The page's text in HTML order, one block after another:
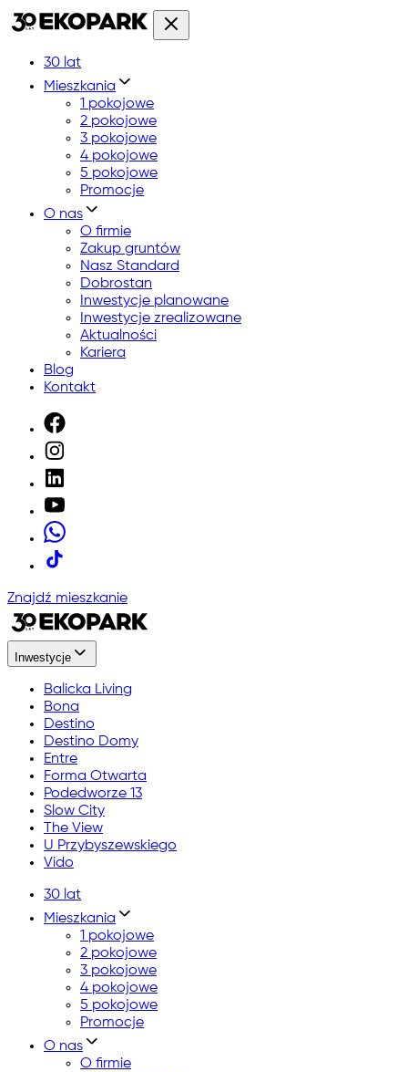
30 lat
Mieszkania
1 pokojowe
2 pokojowe
3 pokojowe
4 pokojowe
5 pokojowe
Promocje
O nas
O firmie
Zakup gruntów
Nasz Standard
Dobrostan
Inwestycje planowane
Inwestycje zrealizowane
Aktualności
Kariera
Blog
Kontakt
Znajdź mieszkanie
Inwestycje
Balicka Living
Bona
Destino
Destino Domy
Entre
Forma Otwarta
Podedworze 13
Slow City
The View
U Przybyszewskiego
Vido
30 lat
Mieszkania
1 pokojowe
2 pokojowe
3 pokojowe
4 pokojowe
5 pokojowe
Promocje
O nas
O firmie